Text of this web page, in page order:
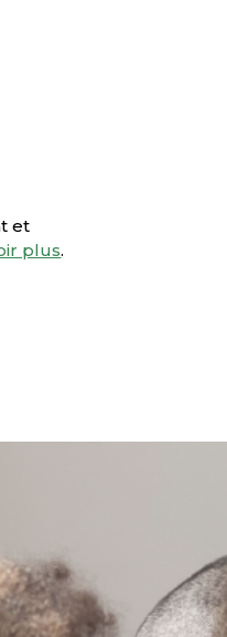
et
plus.